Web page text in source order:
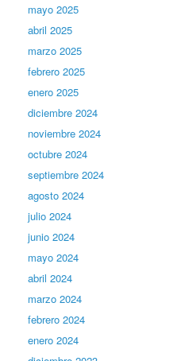
mayo 2025
abril 2025
marzo 2025
febrero 2025
enero 2025
diciembre 2024
noviembre 2024
octubre 2024
septiembre 2024
agosto 2024
julio 2024
junio 2024
mayo 2024
abril 2024
marzo 2024
febrero 2024
enero 2024